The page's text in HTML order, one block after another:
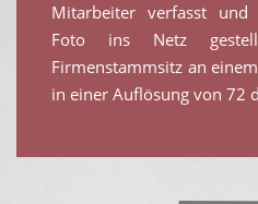
Mitarbeiter verfasst
Foto ins Netz
Firmenstammsitz an
in einer Auflösung von 72